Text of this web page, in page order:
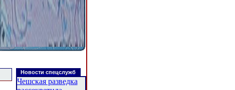
Новости спецслужб
Чешская разведка